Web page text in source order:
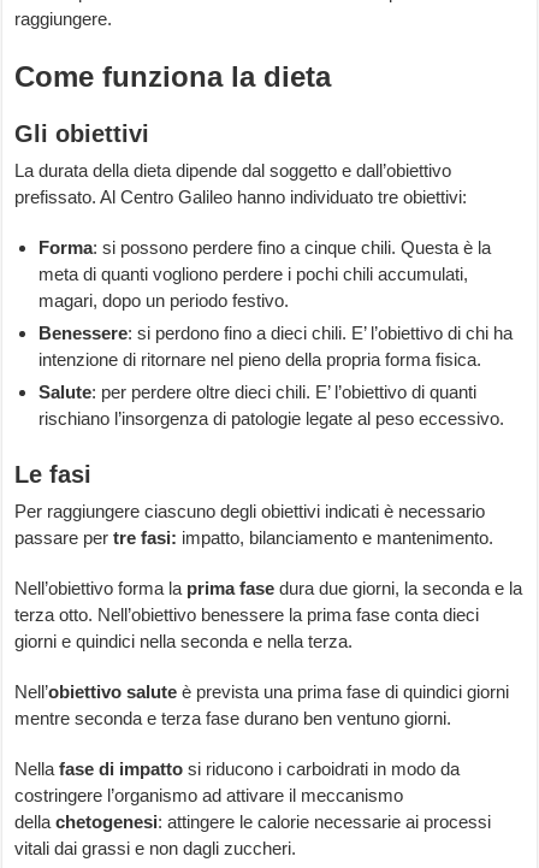
raggiungere.
Come funziona la dieta
Gli obiettivi
La durata della dieta dipende dal soggetto e dall’obiettivo
prefissato. Al Centro Galileo hanno individuato tre obiettivi:
Forma: si possono perdere fino a cinque chili. Questa è la
meta di quanti vogliono perdere i pochi chili accumulati,
magari, dopo un periodo festivo.
Benessere: si perdono fino a dieci chili. E’ l’obiettivo di chi ha
intenzione di ritornare nel pieno della propria forma fisica.
Salute: per perdere oltre dieci chili. E’ l’obiettivo di quanti
rischiano l’insorgenza di patologie legate al peso eccessivo.
Le fasi
Per raggiungere ciascuno degli obiettivi indicati è necessario
passare pertre fasi: impatto, bilanciamento e mantenimento.
Nell’obiettivo forma la prima fase dura due giorni, la seconda e la
terza otto. Nell’obiettivo benessere la prima fase conta dieci
giorni e quindici nella seconda e nella terza.
Nell’obiettivo salute è prevista una prima fase di quindici giorni
mentre seconda e terza fase durano ben ventuno giorni.
Nellafase di impatto si riducono i carboidrati in modo da
costringere l’organismo ad attivare il meccanismo
dellachetogenesi: attingere le calorie necessarie ai processi
vitali dai grassi e non dagli zuccheri.